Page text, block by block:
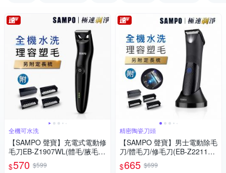
全機可水洗
【SAMPO 聲寶】充電式電動修
毛刀EB-Z1907WL(體毛/腋毛/
私密毛/胸毛)
$570 $599
精密陶瓷刀頭
【SAMPO 聲寶】男士電動除毛
刀/體毛刀/修毛刀(EB-Z2211W
L)
$665 $699